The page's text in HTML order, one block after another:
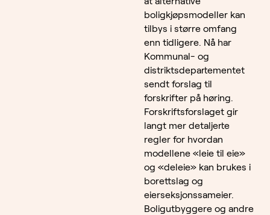
boligkjøpsmodeller kan
tilbys i større omfang
enn tidligere. Nå har
Kommunal- og
distriktsdepartementet
sendt forslag til
forskrifter på høring.
Forskriftsforslaget gir
langt mer detaljerte
regler for hvordan
modellene «leie til eie»
og «deleie» kan brukes i
borettslag og
eierseksjonssameier.
Boligutbyggere og andre